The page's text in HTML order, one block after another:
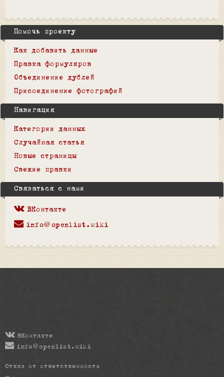
Помочь проекту
Как добавить данные
Правка формуляров
Объединение дублей
Присоединение фотографий
Навигация
Категории данных
Случайная статья
Новые страницы
Свежие правки
Связаться с нами
ВКонтакте
info@openlist.wiki
ВКонтакте
info@openlist.wiki
Отказ от ответственности